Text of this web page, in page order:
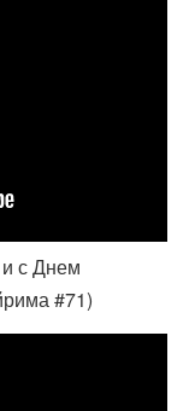
с Днем
#71)